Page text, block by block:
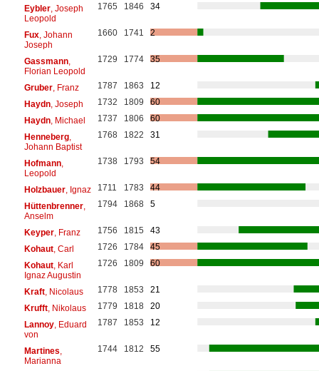
Eybler, Joseph
Leopold
1765 1846 34
Fux, Johann
Joseph
1660 1741 2
Gassmann,
Florian Leopold
1729 1774 35
Gruber, Franz 1787 1863
12
Haydn, Joseph 1732 1809
60
Haydn, Michael 1737 1806
60
Henneberg,
Johann Baptist
1768 1822 31
Hofmann,
Leopold
1738 1793 54
Holzbauer, Ignaz 1711 1783
44
Hüttenbrenner,
Anselm
1794 1868 5
Keyper, Franz 1756 1815
43
Kohaut, Carl 1726 1784
45
Kohaut, Karl
Ignaz Augustin
1726 1809 60
Kraft, Nicolaus 1778 1853
21
Krufft, Nikolaus 1779 1818
20
Lannoy, Eduard
von
1787 1853 12
Martines
Marianna
1744 1812 55